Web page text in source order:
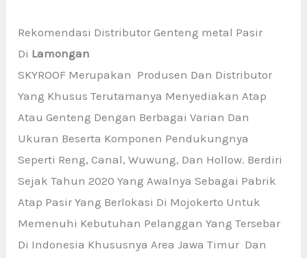
Rekomendasi Distributor Genteng metal Pasir
Di Lamongan
SKYROOF Merupakan Produsen Dan Distributor
Yang Khusus Terutamanya Menyediakan Atap
Atau Genteng Dengan Berbagai Varian Dan
Ukuran Beserta Komponen Pendukungnya
Seperti Reng, Canal, Wuwung, Dan Hollow. Berdiri
Sejak Tahun 2020 Yang Awalnya Sebagai Pabrik
Atap Pasir Yang Berlokasi Di Mojokerto Untuk
Memenuhi Kebutuhan Pelanggan Yang Tersebar
Di Indonesia Khususnya Area Jawa Timur Dan